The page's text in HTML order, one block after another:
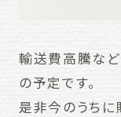
輸送費高騰な
の予定です。
是非今のうちに